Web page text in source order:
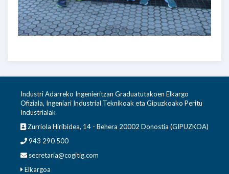
Industri Adarreko Ingenieritzan Graduatutakoen Elkargo
Ofiziala, Ingeniari Industrial Teknikoak eta Gipuzkoako Peritu
Industrialak
Zurriola Hiribidea, 14 - Behera 20002 Donostia (GIPUZKOA)
943 290 500
secretaria@cogitig.com
Elkargoa